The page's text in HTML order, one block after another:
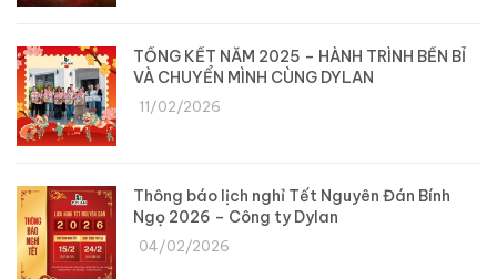
TỔNG KẾT NĂM 2025 – HÀNH TRÌNH BỀN BỈ
VÀ CHUYỂN MÌNH CÙNG DYLAN
11/02/2026
Thông báo lịch nghỉ Tết Nguyên Đán Bính
Ngọ 2026 – Công ty Dylan
04/02/2026